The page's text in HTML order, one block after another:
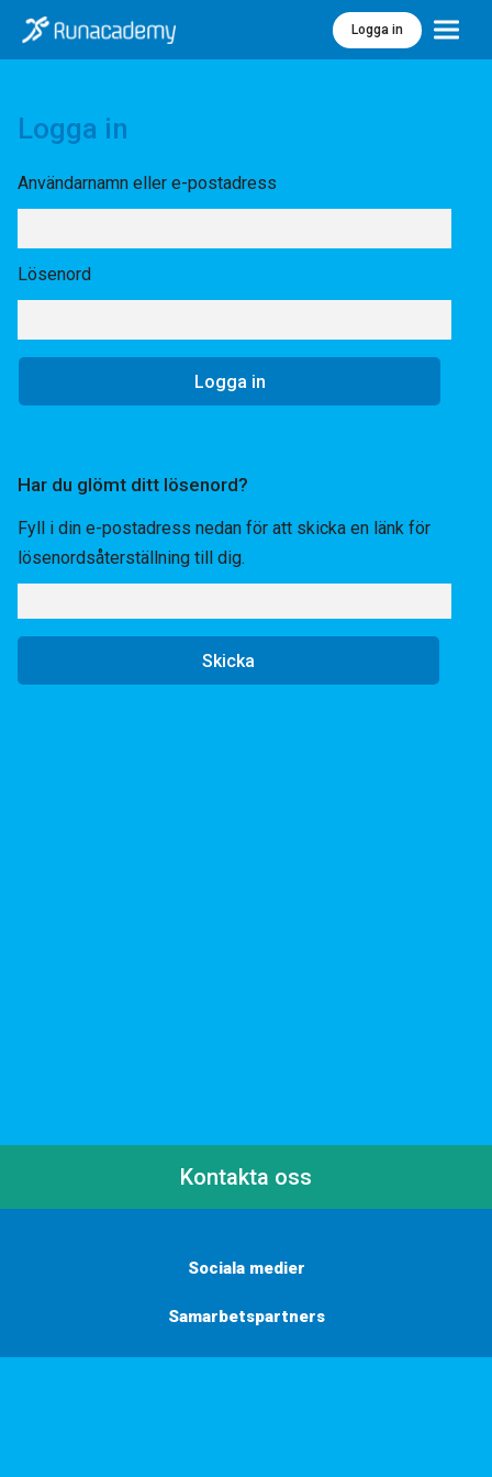
Logga in Meny
Logga in
Användarnamn eller e-postadress
Lösenord
Har du glömt ditt lösenord?
Fyll i din e-postadress nedan för att skicka en länk för
lösenordsåterställning till dig.
Kontakta oss
Sociala medier
Samarbetspartners